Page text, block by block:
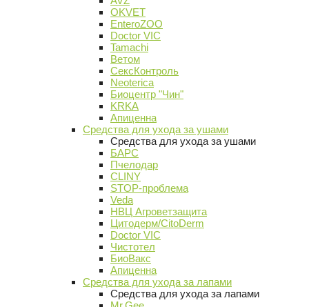
OKVET
EnteroZOO
Doctor VIC
Tamachi
Ветом
СексКонтроль
Neoterica
Биоцентр "Чин"
KRKA
Апиценна
Средства для ухода за ушами
Средства для ухода за ушами
БАРС
Пчелодар
CLINY
STOP-проблема
Veda
НВЦ Агроветзащита
Цитодерм/CitoDerm
Doctor VIC
Чистотел
БиоВакс
Апиценна
Средства для ухода за лапами
Средства для ухода за лапами